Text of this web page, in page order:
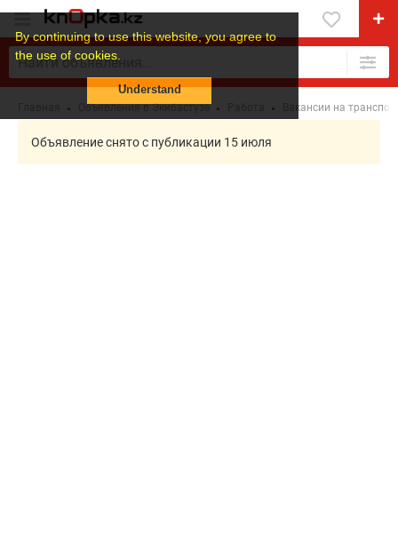
By continuing to use this website, you agree to
the use of cookies.
Understand
Объявления в Экибастузе Вакансии на
Объявление снято с публикации 15 июля